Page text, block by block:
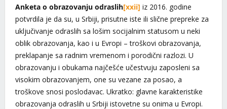
Anketa o obrazovanju odraslih[xxii] iz 2016. godine
potvrdila je da su, u Srbiji, prisutne iste ili slične prepreke za
uključivanje odraslih sa lošim socijalnim statusom u neki
oblik obrazovanja, kao i u Evropi – troškovi obrazovanja,
preklapanje sa radnim vremenom i porodični razlozi. U
obrazovanju i obukama najčešće učestvuju zaposleni sa
visokim obrazovanjem, one su vezane za posao, a
troškove snosi poslodavac. Ukratko: glavne karakteristike
obrazovanja odraslih u Srbiji istovetne su onima u Evropi.